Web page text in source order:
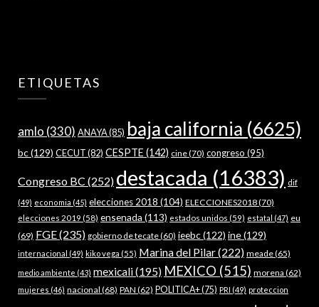
ETIQUETAS
amlo (330) ANAYA(85) baja california (6625)
bc(129) CECUT(82) CESPTE (142) cine(70) congreso (95)
Congreso BC (252) destacada (16383) dif
(49) economia (45) elecciones 2018 (104) ELECCIONES2018(70)
elecciones 2019 (58) ensenada (113) estados unidos (59) estatal (47) eu
(69) FGE(235) gobierno de tecate(60) ieebc(122) ine(129)
internacional (49) kiko vega (55) Marina del Pilar(222) meade(65)
medio ambiente (43) mexicali(195) MEXICO (515) morena (62)
mujeres (46) nacional (68) PAN (62) POLITICA+(75) PRI (49) proteccion